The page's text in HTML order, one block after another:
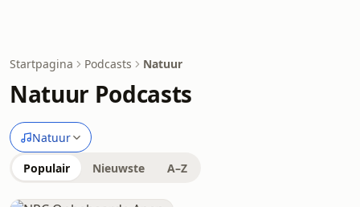
Startpagina Podcasts Natuur
Natuur Podcasts
Natuur
Populair Nieuwste A–Z